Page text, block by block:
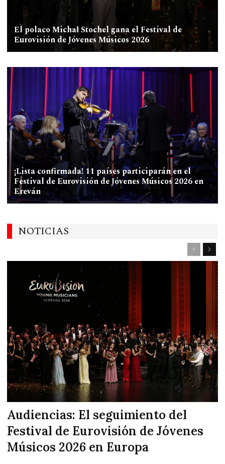
El polaco Michał Stochel gana el Festival de
Eurovisión de Jóvenes Músicos 2026
¡Lista confirmada! 11 países participarán en el
Festival de Eurovisión de Jóvenes Músicos 2026 en
Ereván
NOTICIAS
Audiencias: El seguimiento del
Festival de Eurovisión de Jóvenes
Músicos 2026 en Europa